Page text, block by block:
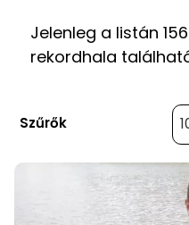
Jelenleg a listán
rekordhala
Szűrők